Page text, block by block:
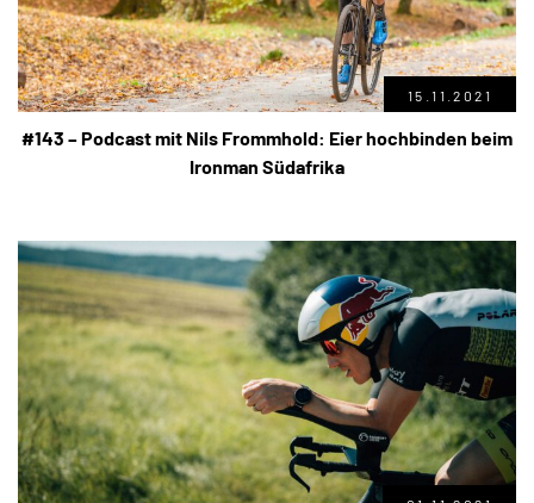
15.11.2021
#143 – Podcast mit Nils Frommhold: Eier hochbinden beim
Ironman Südafrika